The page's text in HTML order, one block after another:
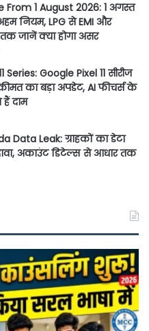
From 1 August 2026: 1 अगस्त
नियम, LPG से EMI और
जानें क्या होगा असर
Series: Google Pixel 11 सीरीज
का बड़ा अपडेट, AI फीचर्स के
दाम
Data Leak: ग्राहकों का डेटा
अकाउंट डिटेल्स से आधार तक